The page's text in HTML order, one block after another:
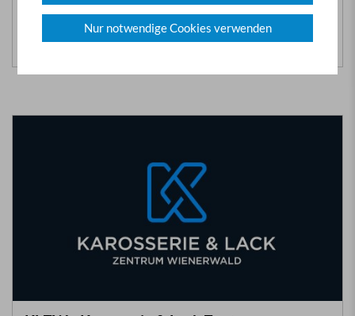
harmlos, ist es aber nicht.
Zum Artikel >>
Nur notwendige Cookies verwenden